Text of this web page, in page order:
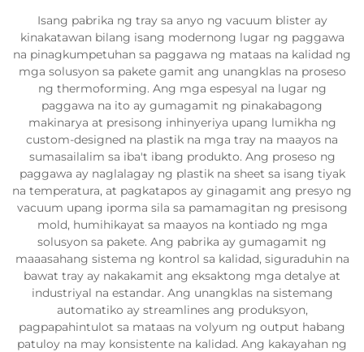
Isang pabrika ng tray sa anyo ng vacuum blister ay
kinakatawan bilang isang modernong lugar ng paggawa
na pinagkumpetuhan sa paggawa ng mataas na kalidad ng
mga solusyon sa pakete gamit ang unangklas na proseso
ng thermoforming. Ang mga espesyal na lugar ng
paggawa na ito ay gumagamit ng pinakabagong
makinarya at presisong inhinyeriya upang lumikha ng
custom-designed na plastik na mga tray na maayos na
sumasailalim sa iba't ibang produkto. Ang proseso ng
paggawa ay naglalagay ng plastik na sheet sa isang tiyak
na temperatura, at pagkatapos ay ginagamit ang presyo ng
vacuum upang iporma sila sa pamamagitan ng presisong
mold, humihikayat sa maayos na kontiado ng mga
solusyon sa pakete. Ang pabrika ay gumagamit ng
maaasahang sistema ng kontrol sa kalidad, siguraduhin na
bawat tray ay nakakamit ang eksaktong mga detalye at
industriyal na estandar. Ang unangklas na sistemang
automatiko ay streamlines ang produksyon,
pagpapahintulot sa mataas na volyum ng output habang
patuloy na may konsistente na kalidad. Ang kakayahan ng